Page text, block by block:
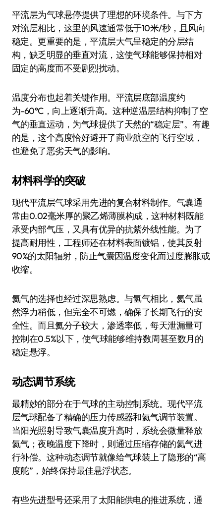
平流层为气球悬停提供了理想的环境条件。与下方
对流层相比，这里的风速通常低于10米/秒，且风向
稳定。更重要的是，平流层大气呈稳定的分层结
构，缺乏明显的垂直对流，这使气球能够保持相对
固定的高度而不受剧烈扰动。
温度分布也起着关键作用。平流层底部温度约
为-60°C，向上逐渐升高。这种逆温层结构抑制了空
气的垂直运动，为气球提供了天然的“稳定层”。有趣
的是，这个高度恰好避开了商业航空的飞行空域，
也避免了恶劣天气的影响。
材料科学的突破
现代平流层气球采用先进的复合材料制作。气囊通
常由0.02毫米厚的聚乙烯薄膜构成，这种材料既能
承受内部气压，又具有优异的抗紫外线性能。为了
提高耐用性，工程师还在材料表面镀铝，使其反射
90%的太阳辐射，防止气囊因温度变化而过度膨胀或
收缩。
氦气的选择也经过深思熟虑。与氢气相比，氦气虽
然浮力稍低，但完全不可燃，确保了长期飞行的安
全性。而且氦分子较大，渗透率低，每天泄漏量可
控制在0.5%以下，使气球能够维持数周甚至数月的
稳定悬浮。
动态调节系统
最精妙的部分在于气球的主动控制系统。现代平流
层气球配备了精确的压力传感器和氦气调节装置。
当阳光照射导致气囊温度升高时，系统会微量释放
氦气；夜晚温度下降时，则通过压缩存储的氦气进
行补偿。这种动态调节就像给气球装上了隐形的“高
度舵”，始终保持最佳悬浮状态。
有些先进型号还采用了太阳能供电的推进系统，通